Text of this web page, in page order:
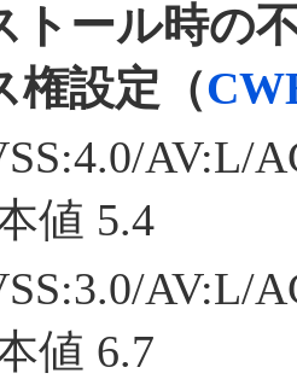
トール時の
権設定（
AV:L/
値 5.4
AV:L/
値 6.7